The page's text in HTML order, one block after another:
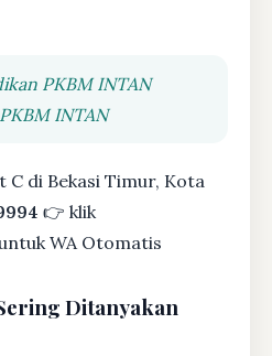
PKBM INTAN
INTAN
di Bekasi Timur, Kota
👉 klik
WA Otomatis
Ditanyakan